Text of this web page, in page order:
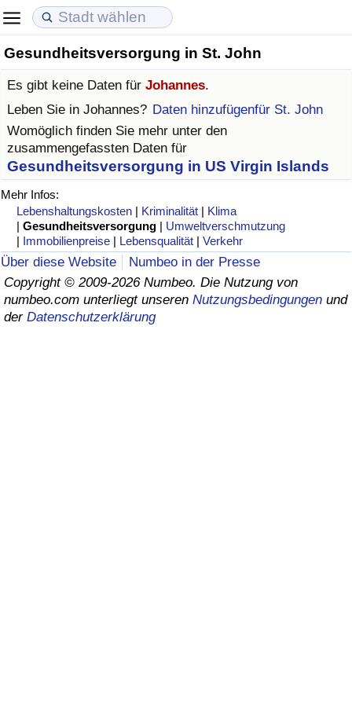
Gesundheitsversorgung in St. John
Es gibt keine Daten für Johannes.
Leben Sie in Johannes? Daten hinzufügenfür St. John
Womöglich finden Sie mehr unter den
zusammengefassten Daten für
Gesundheitsversorgung in US Virgin Islands
Mehr Infos:
Lebenshaltungskosten | Kriminalität | Klima
|Gesundheitsversorgung | Umweltverschmutzung
| Immobilienpreise | Lebensqualität |Verkehr
Über diese Website
Numbeo in der Presse
Copyright © 2009-2026 Numbeo. Die Nutzung von
numbeo.com unterliegt unseren Nutzungsbedingungen und
der Datenschutzerklärung
Lebenshaltungskosten
Lebenshaltungskosten-Index
Lebenshaltungskosten-Index nach Land
in Akaba
Immobilienpreise
Immobilienpreis-Index
Immobilienpreis-Index nach Land
Lebensqualität
Lebensqualität-Index (aktuell)
Lebensqualitätsindex nach Land
Kriminalität
Kriminalitäts-Index (aktuell)
Kriminalitäts-Index